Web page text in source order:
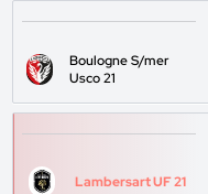
Boulogne S/mer
Usco 21
Lambersart UF 21